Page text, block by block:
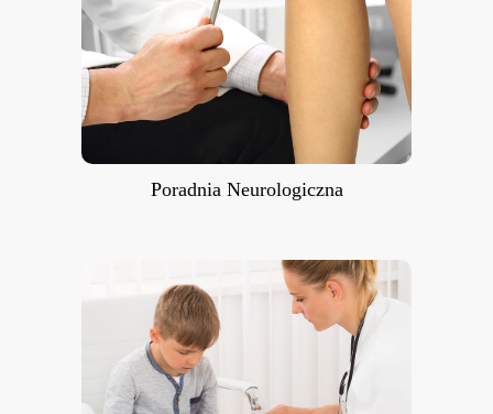
Poradnia Neurologiczna
Poradnia Neurologiczna
Poradnia Neurologii Dziecięcej